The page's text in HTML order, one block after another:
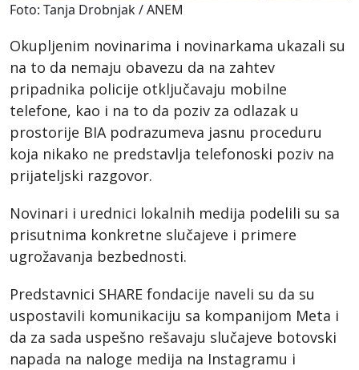
Foto: Tanja Drobnjak / ANEM
Okupljenim novinarima i novinarkama ukazali su
na to da nemaju obavezu da na zahtev
pripadnika policije otključavaju mobilne
telefone, kao i na to da poziv za odlazak u
prostorije BIA podrazumeva jasnu proceduru
koja nikako ne predstavlja telefonoski poziv na
prijateljski razgovor.
Novinari i urednici lokalnih medija podelili su sa
prisutnima konkretne slučajeve i primere
ugrožavanja bezbednosti.
Predstavnici SHARE fondacije naveli su da su
uspostavili komunikaciju sa kompanijom Meta i
da za sada uspešno rešavaju slučajeve botovski
napada na naloge medija na Instagramu i